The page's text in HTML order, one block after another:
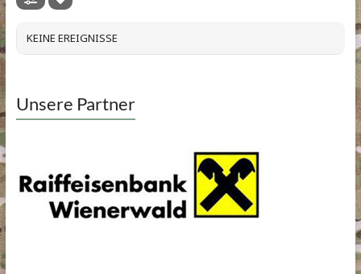
KEINE EREIGNISSE
Unsere Partner